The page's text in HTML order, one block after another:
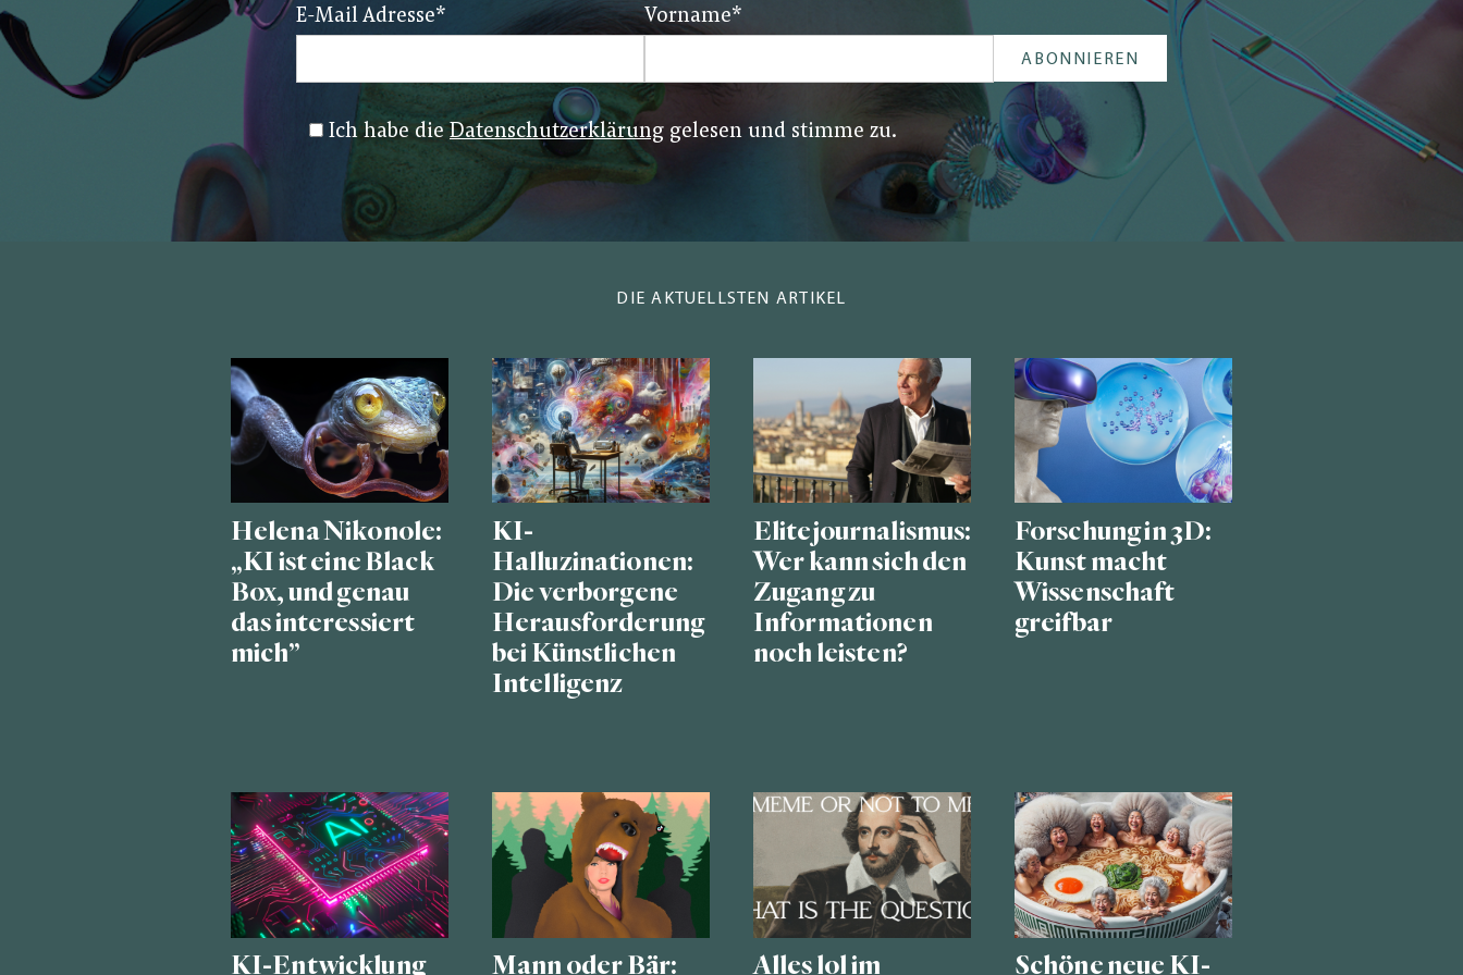
E-Mail Adresse* Vorname*
Ich habe dieDatenschutzerklärung gelesen und stimme zu.
DIE AKTUELLSTEN ARTIKEL
Helena Nikonole:
„KI ist eine Black
Box, und genau
das interessiert
mich”
KI-
Halluzinationen:
Die verborgene
Herausforderung
bei Künstlichen
Intelligenz
Elitejournalismus:
Wer kann sich den
Zugang zu
Informationen
noch leisten?
Forschung in 3D:
Kunst macht
Wissenschaft
greifbar
KI-Entwicklung Mann oder Bär: Alles lol im Schöne neue KI-